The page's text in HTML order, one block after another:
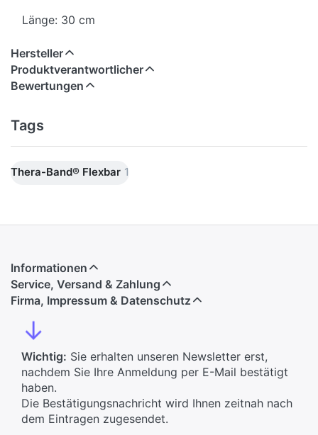
Länge: 30 cm
Hersteller
Produktverantwortlicher
Bewertungen
Tags
Thera-Band® Flexbar 1
Informationen
Service, Versand & Zahlung
Firma, Impressum & Datenschutz
↓
Wichtig: Sie erhalten unseren Newsletter erst,
nachdem Sie Ihre Anmeldung per E-Mail bestätigt
haben.
Die Bestätigungsnachricht wird Ihnen zeitnah nach
dem Eintragen zugesendet.